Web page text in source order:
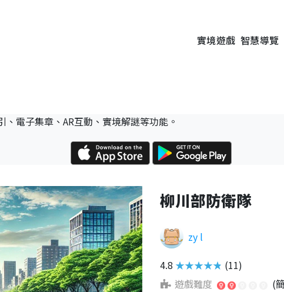
實境遊戲 智慧導覽
、電子集章、AR互動、實境解謎等功能。
柳川部防衛隊
zy l
4.8 ★★★★★ (11)
遊戲難度
(